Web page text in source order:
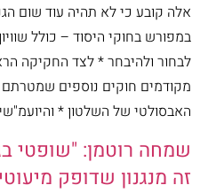
אלה קובע כי לא תהיה עוד שום
במפורש בחוקי היסוד – כולל
לבחור ולהיבחר * לצד החקיקה
מקודמים חוקים נוספים שמטרתם
האבסולטי של השלטון *
שמחה רוטמן: "שופטי
זה מנגנון שדופק